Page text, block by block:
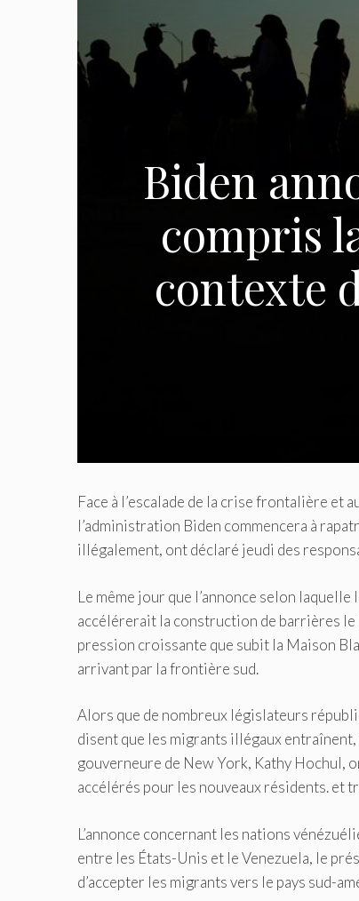
Biden
compris
contexte
Face à l’escalade de la crise frontalière et
l’administration Biden commencera à
illégalement, ont déclaré jeudi des
Le même jour que l’annonce selon
accélérerait la construction de barrières
pression croissante que subit la Maison
arrivant par la frontière sud.
Alors que de nombreux législateurs
disent que les migrants illégaux
gouverneure de New York, Kathy Hochul,
accélérés pour les nouveaux résidents. et
L’annonce concernant les nations
entre les États-Unis et le Venezuela, le
d’accepter les migrants vers le pays sud-